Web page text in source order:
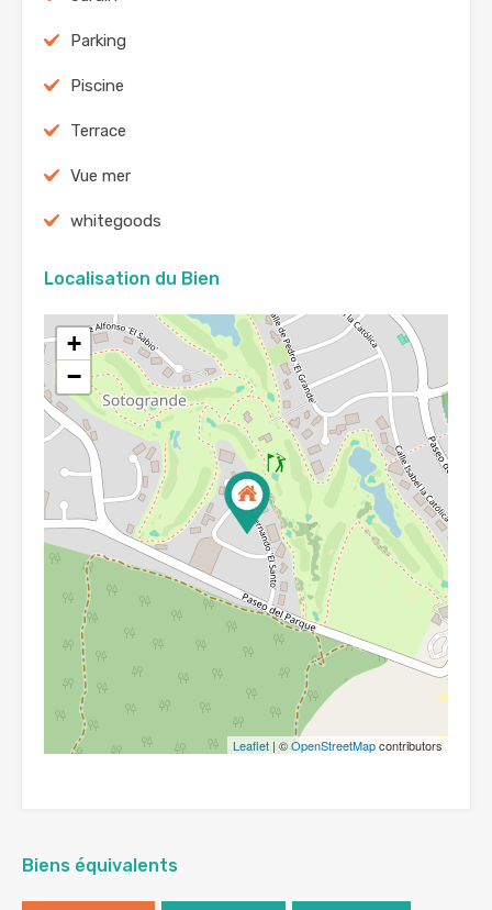
Parking
Piscine
Terrace
Vue mer
whitegoods
Localisation du Bien
+
−
Leaflet | ©OpenStreetMapcontributors
Biens équivalents